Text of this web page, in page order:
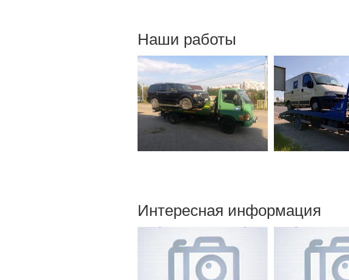
Наши работы
Интересная информация